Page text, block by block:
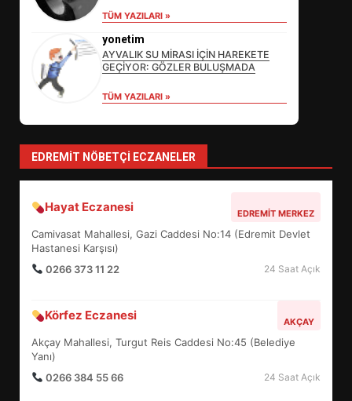
TÜM YAZILARI »
yonetim
AYVALIK SU MİRASI İÇİN HAREKETE
GEÇİYOR: GÖZLER BULUŞMADA
TÜM YAZILARI »
EDREMIT NÖBETÇI ECZANELER
Hayat Eczanesi EDREMIT MERKEZ
Camivasat Mahallesi, Gazi Caddesi No:14 (Edremit Devlet
Hastanesi Karşısı)
0266 373 11 22
24 Saat Açık
Körfez Eczanesi AKÇAY
Akçay Mahallesi, Turgut Reis Caddesi No:45 (Belediye
Yanı)
0266 384 55 66
24 Saat Açık
SÜRDÜRÜLEBİLİRLİKTE NE
DEĞİŞECEK?
4
5
BALIKESİR MÜZELERİNDE SÜRE
UZATILDI: NE DEĞİŞTİ?
6
TURNUVASI KAYITLARI NEYİ